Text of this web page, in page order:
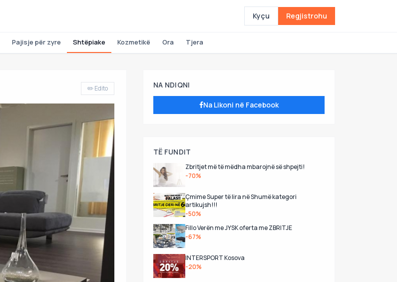
Kyçu Regjistrohu
Pajisje për zyre Shtëpiake Kozmetikë Ora Tjera
✏️ Edito NA NDIQNI
Na Likoni në Facebook
TË FUNDIT
Zbritjet më të mëdha mbarojnë së shpejti!
-70%
Çmime Super të lira në Shumë kategori
artikujsh!!!
-50%
Fillo Verën me JYSK oferta me ZBRITJE
-67%
INTERSPORT Kosova
-20%